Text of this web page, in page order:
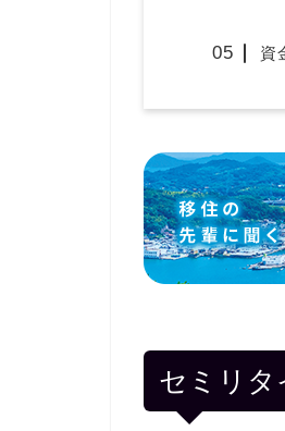
資
セミリタ